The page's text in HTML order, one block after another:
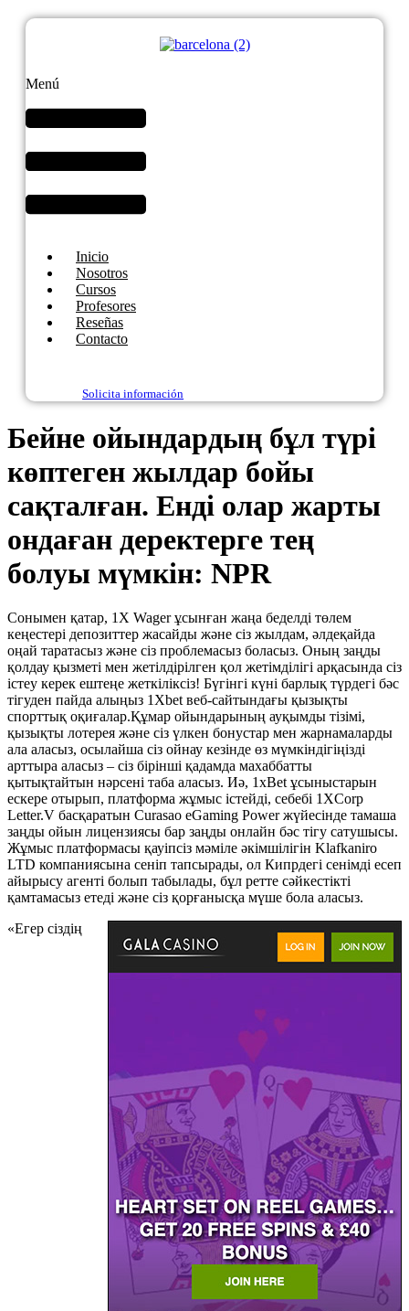
Menú
Inicio
Nosotros
Cursos
Profesores
Reseñas
Contacto
Solicita información
Бейне ойындардың бұл түрі
көптеген жылдар бойы
сақталған. Енді олар жарты
ондаған деректерге тең
болуы мүмкін: NPR
Сонымен қатар, 1X Wager ұсынған жаңа беделді төлем
кеңестері депозиттер жасайды және сіз жылдам, әлдеқайда
оңай таратасыз және сіз проблемасыз боласыз. Оның заңды
қолдау қызметі мен жетілдірілген қол жетімділігі арқасында сіз
істеу керек ештеңе жеткіліксіз! Бүгінгі күні барлық түрдегі бәс
тігуден пайда алыңыз 1Xbet веб-сайтындағы қызықты
спорттық оқиғалар.Құмар ойындарының ауқымды тізімі,
қызықты лотерея және сіз үлкен бонустар мен жарнамаларды
ала аласыз, осылайша сіз ойнау кезінде өз мүмкіндігіңізді
арттыра аласыз – сіз бірінші қадамда махаббатты
қытықтайтын нәрсені таба аласыз. Иә, 1xBet ұсыныстарын
ескере отырып, платформа жұмыс істейді, себебі 1XCorp
Letter.V басқаратын Curasao eGaming Power жүйесінде тамаша
заңды ойын лицензиясы бар заңды онлайн бәс тігу сатушысы.
Жұмыс платформасы қауіпсіз мәміле әкімшілігін Klafkaniro
LTD компаниясына сеніп тапсырады, ол Кипрдегі сенімді есеп
айырысу агенті болып табылады, бұл ретте сәйкестікті
қамтамасыз етеді және сіз қорғанысқа мүше бола аласыз.
«Егер сіздің